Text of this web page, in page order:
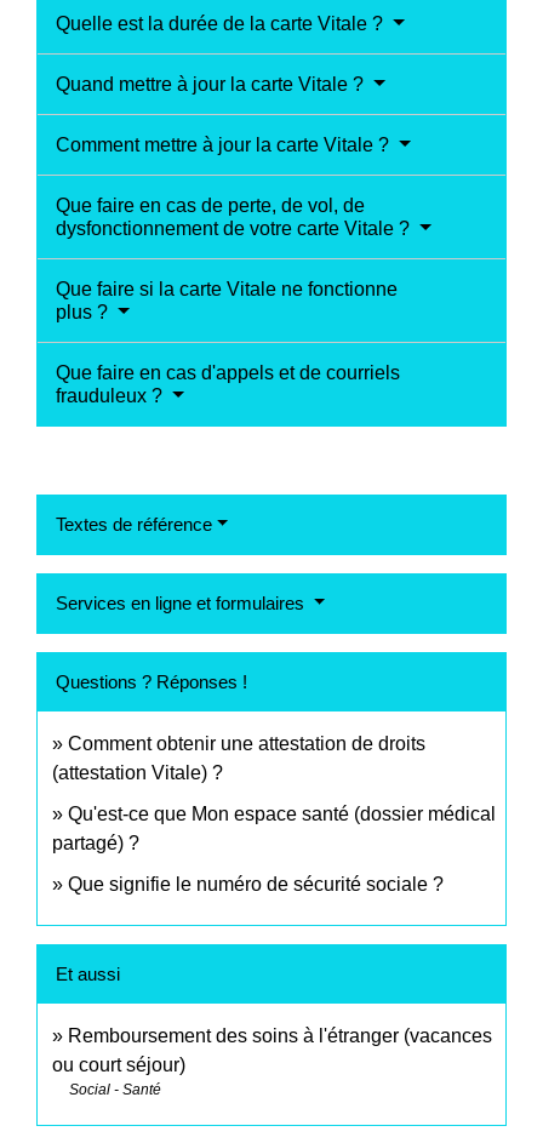
Quelle est la durée de la carte Vitale ?
Quand mettre à jour la carte Vitale ?
Comment mettre à jour la carte Vitale ?
Que faire en cas de perte, de vol, de
dysfonctionnement de votre carte Vitale ?
Que faire si la carte Vitale ne fonctionne
plus ?
Que faire en cas d'appels et de courriels
frauduleux ?
Textes de référence
Services en ligne et formulaires
Questions ? Réponses !
Comment obtenir une attestation de droits
(attestation Vitale) ?
Qu'est-ce que Mon espace santé (dossier médical
partagé) ?
Que signifie le numéro de sécurité sociale ?
Et aussi
Remboursement des soins à l'étranger (vacances
ou court séjour)
Social - Santé